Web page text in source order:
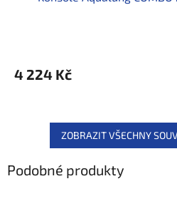
4 224 Kč
ZOBRAZIT VŠECHNY
Podobné produkty